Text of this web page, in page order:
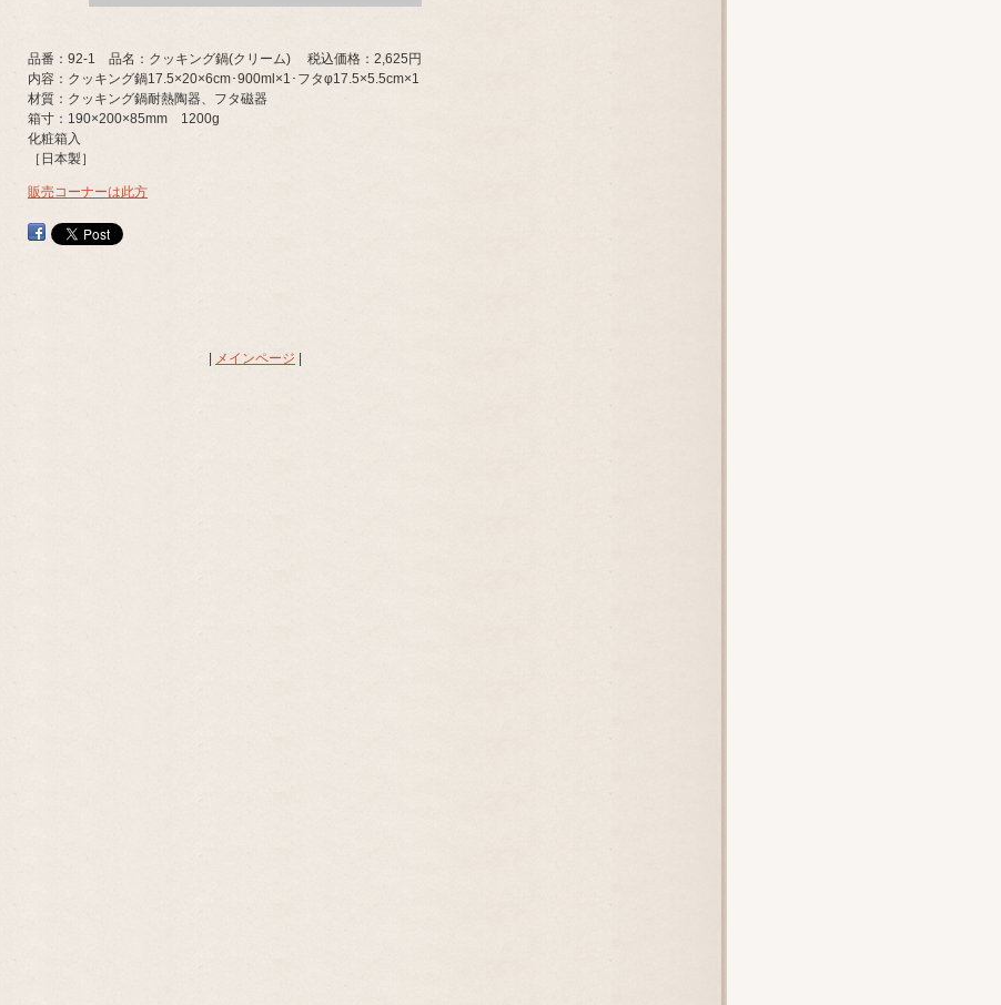
品番：92-1 品名：クッキング鍋(クリーム) 税込価格：2,625円
内容：クッキング鍋17.5×20×6cm･900ml×1･フタφ17.5×5.5cm×1
材質：クッキング鍋耐熱陶器、フタ磁器
箱寸：190×200×85mm 1200g
化粧箱入
［日本製］
販売コーナーは此方
メインページ